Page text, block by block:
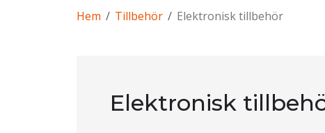
/
Hem /
Tillbehör Elektronisk tillbehör
Elektronisk